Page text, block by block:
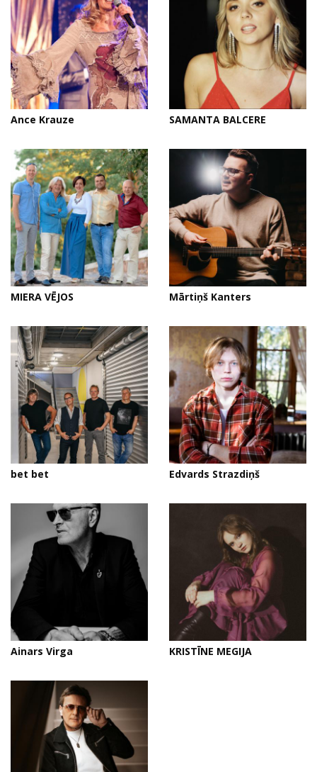
Ance Krauze SAMANTA BALCERE
MIERA VĒJOS Mārtiņš Kanters
bet bet Edvards Strazdiņš
Ainars Virga KRISTĪNE MEGIJA